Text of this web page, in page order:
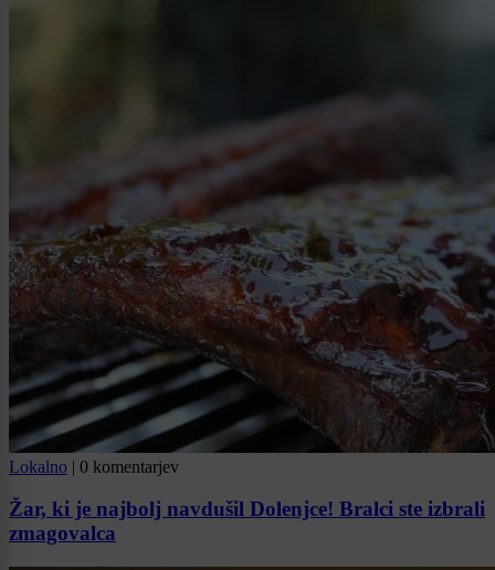
Lokalno | 0 komentarjev
Žar, ki je najbolj navdušil Dolenjce! Bralci ste izbrali
zmagovalca